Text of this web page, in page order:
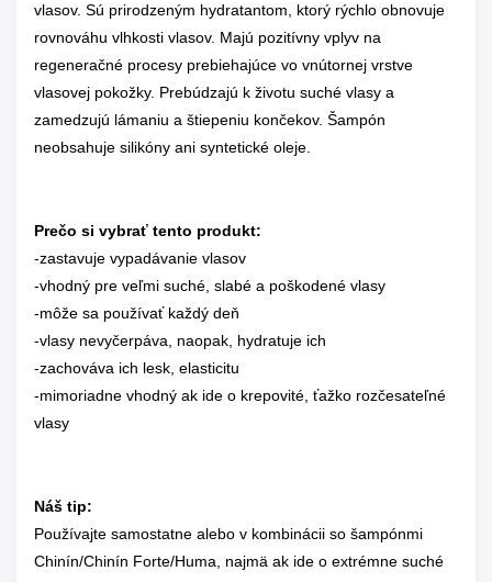
vlasov. Sú prirodzeným hydratantom, ktorý rýchlo obnovuje
rovnováhu vlhkosti vlasov. Majú pozitívny vplyv na
regeneračné procesy prebiehajúce vo vnútornej vrstve
vlasovej pokožky. Prebúdzajú k životu suché vlasy a
zamedzujú lámaniu a štiepeniu končekov. Šampón
neobsahuje silikóny ani syntetické oleje.
Prečo si vybrať tento produkt:
-zastavuje vypadávanie vlasov
-vhodný pre veľmi suché, slabé a poškodené vlasy
-môže sa používať každý deň
-vlasy nevyčerpáva, naopak, hydratuje ich
-zachováva ich lesk, elasticitu
-mimoriadne vhodný ak ide o krepovité, ťažko rozčesateľné
vlasy
Náš tip:
Používajte samostatne alebo v kombinácii so šampónmi
Chinín/Chinín Forte/Huma, najmä ak ide o extrémne suché